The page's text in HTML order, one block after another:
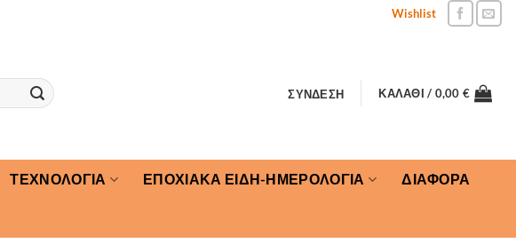
Wishlist
ΣΎΝΔΕΣΗ ΚΑΛΆΘΙ / 0,00 €
ΤΕΧΝΟΛΟΓΙΑ ΕΠΟΧΙΑΚΑ ΕΙΔΗ-ΗΜΕΡΟΛΟΓΙΑ ΔΙΑΦΟΡΑ